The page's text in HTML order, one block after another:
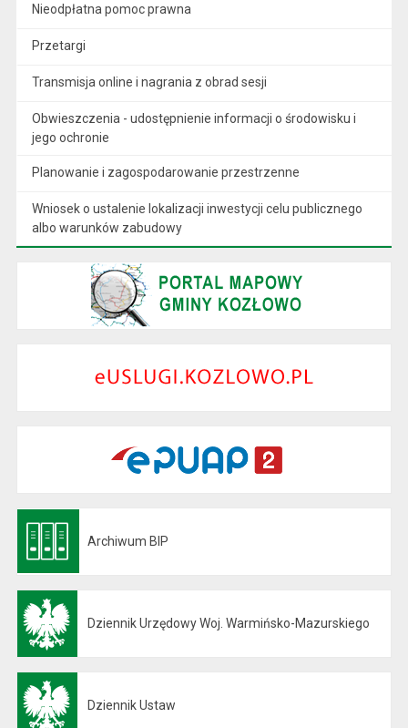
Nieodpłatna pomoc prawna
Przetargi
Transmisja online i nagrania z obrad sesji
Obwieszczenia - udostępnienie informacji o środowisku i
jego ochronie
Planowanie i zagospodarowanie przestrzenne
Wniosek o ustalenie lokalizacji inwestycji celu publicznego
albo warunków zabudowy
Archiwum BIP
Dziennik Urzędowy Woj. Warmińsko-Mazurskiego
Dziennik Ustaw